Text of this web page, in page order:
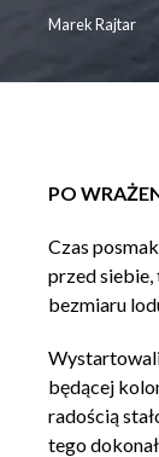
Marek Rajtar
PO
Czas
przed siebie,
bezmiaru
będącej
radością
tego